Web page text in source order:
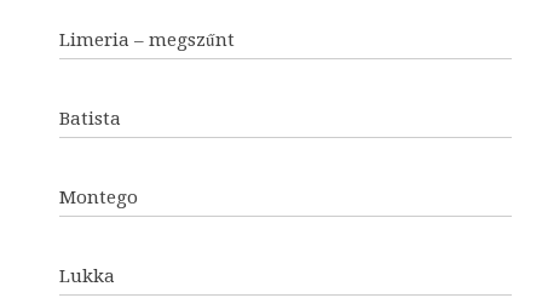
Limeria – megszűnt
Batista
Montego
Lukka